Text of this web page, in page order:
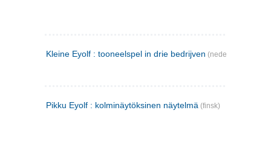
Kleine Eyolf : tooneelspel in drie bedrijven (nederlandsk)
Pikku Eyolf : kolminäytöksinen näytelmä (finsk)